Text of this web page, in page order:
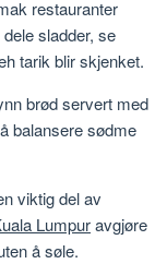
restauranter
sladder, se
tarik blir skjenket.
brød servert med
balansere sødme
viktig del av
Lumpuravgjøre
å søle.